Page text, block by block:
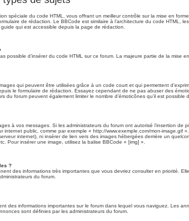
spéciale du code HTML, vous offrant un meilleur contrôle sur la mise en
de rédaction. Le BBCode est similaire à l’architecture du code
qui est accessible depuis la page de rédaction.
possible d’insérer du code HTML sur ce forum. La majeure partie de la
qui peuvent être utilisées grâce à un code court et qui permettent
le formulaire de rédaction. Essayez cependant de ne pas abuser des
du forum peuvent également limiter le nombre d’émoticônes qu’il est possible
à vos messages. Si les administrateurs du forum ont autorisé l’insertion
internet public, comme par exemple « http://www.exemple.com/mon-
internet), ni insérer de lien vers des images hébergées derrière un
Pour insérer une image, utilisez la balise BBCode « [img] ».
?
des informations très importantes que vous devriez consulter en priorité.
du forum.
des informations importantes sur le forum dans lequel vous naviguez. Les
sont définies par les administrateurs du forum.